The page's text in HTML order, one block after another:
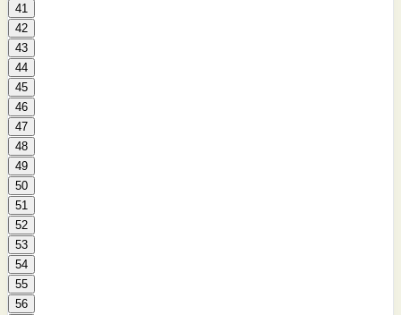
41
42
43
44
45
46
47
48
49
50
51
52
53
54
55
56